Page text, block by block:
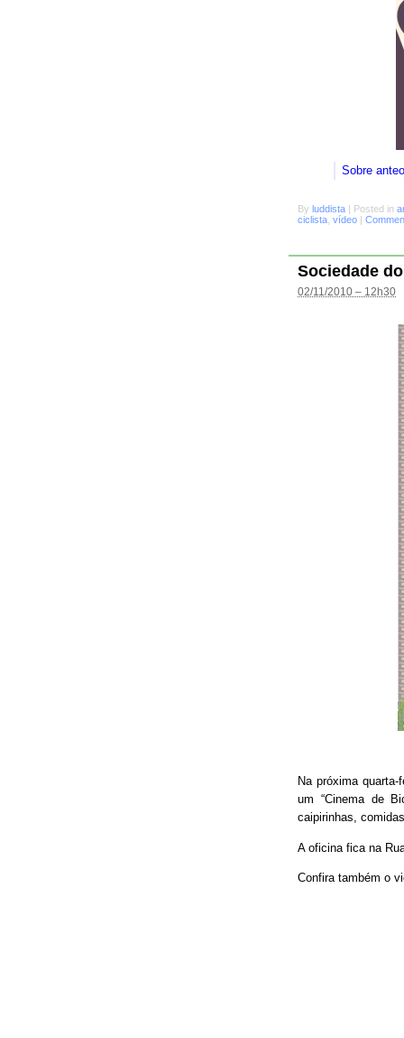
Sobre
By luddista Posted in
ciclista vídeo
Sociedade
02/11/2010 – 12h30
Na próxima
um “Cinema de
caipirinhas,
A oficina fica na
Confira também o